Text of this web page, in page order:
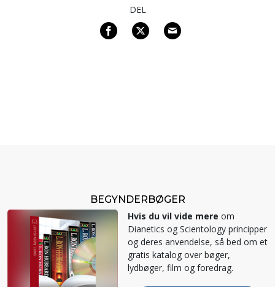
DEL
BEGYNDERBØGER
Hvis du vil vide mere om
Dianetics og Scientology principper
og deres anvendelse, så bed om et
gratis katalog over bøger,
lydbøger, film og foredrag.